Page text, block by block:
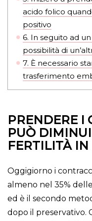
acido folico
positivo
6. In seguito ad
possibilità di
7. È necessario
trasferimento
PRENDERE I
PUÒ
FERTILITÀ IN
Oggigiorno i
almeno nel 35%
ed è il secondo
dopo il preservativo.